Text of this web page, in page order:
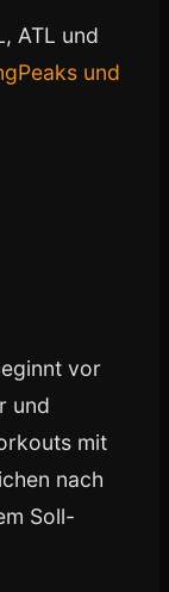
ATL und
und
vor
und
mit
nach
Soll-